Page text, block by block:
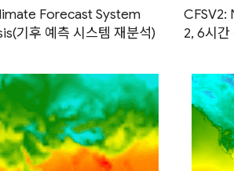
Forecast System
기후 예측 시스템 재분석)
CFSV2:
2, 6시간